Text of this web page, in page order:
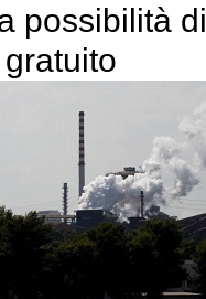
possibilità di